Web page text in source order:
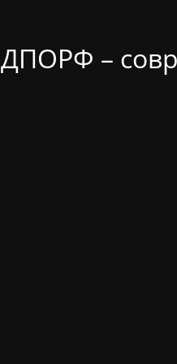
ДПОРФ –